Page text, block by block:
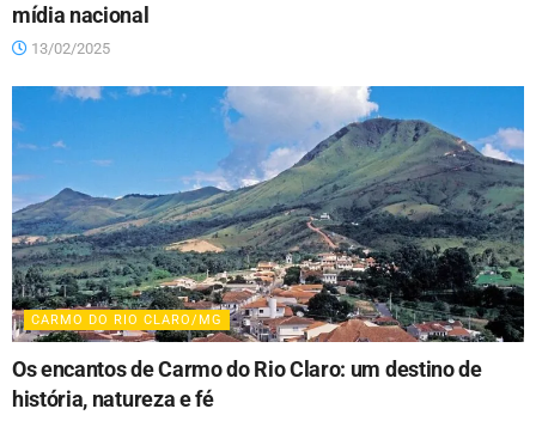
mídia nacional
13/02/2025
CARMO DO RIO CLARO/MG
Os encantos de Carmo do Rio Claro: um destino de
história, natureza e fé